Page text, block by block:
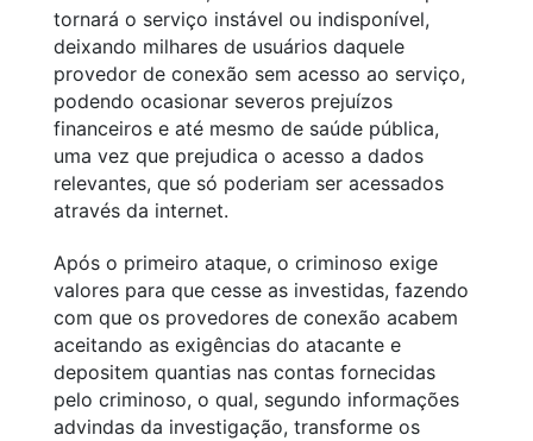
tornará o serviço instável ou indisponível,
deixando milhares de usuários daquele
provedor de conexão sem acesso ao serviço,
podendo ocasionar severos prejuízos
financeiros e até mesmo de saúde pública,
uma vez que prejudica o acesso a dados
relevantes, que só poderiam ser acessados
através da internet.
Após o primeiro ataque, o criminoso exige
valores para que cesse as investidas, fazendo
com que os provedores de conexão acabem
aceitando as exigências do atacante e
depositem quantias nas contas fornecidas
pelo criminoso, o qual, segundo informações
advindas da investigação, transforme os